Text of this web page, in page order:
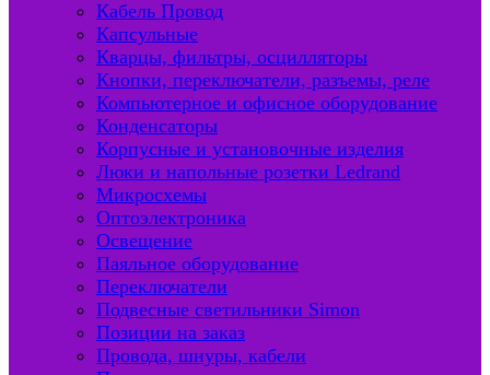
Кабель Провод
Капсульные
Кварцы, фильтры, осцилляторы
Кнопки, переключатели, разъемы, реле
Компьютерное и офисное оборудование
Конденсаторы
Корпусные и установочные изделия
Люки и напольные розетки Ledrand
Микросхемы
Оптоэлектроника
Освещение
Паяльное оборудование
Переключатели
Подвесные светильники Simon
Позиции на заказ
Провода, шнуры, кабели